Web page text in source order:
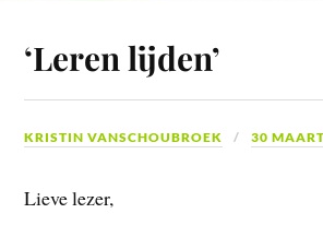
‘Leren lijden’
KRISTIN VANSCHOUBROEK 30
Lieve lezer,